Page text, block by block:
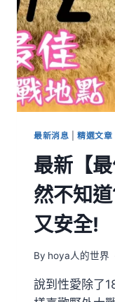
最新消息 |精選文章
最新【
然不知
又安全!
By hoya人的世界
說到性愛除了